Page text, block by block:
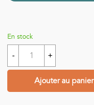
En stock
- +
Ajouter au panier